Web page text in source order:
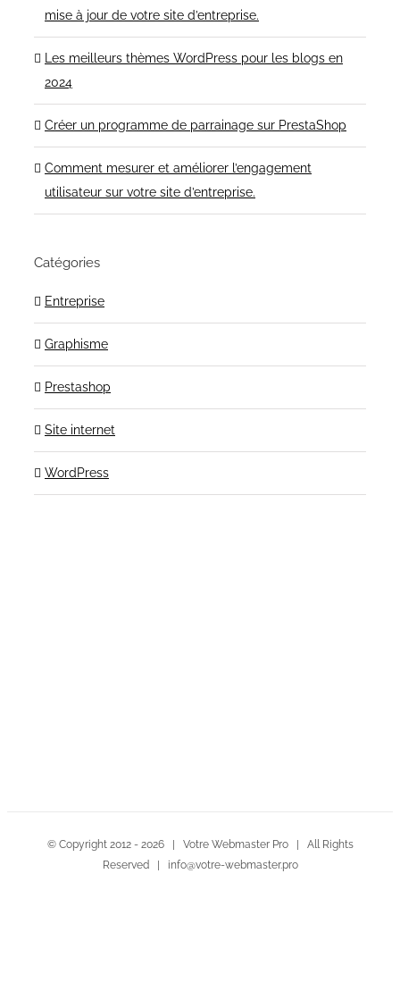
mise à jour de votre site d’entreprise.
Les meilleurs thèmes WordPress pour les blogs en
2024
Créer un programme de parrainage sur PrestaShop
Comment mesurer et améliorer l’engagement
utilisateur sur votre site d’entreprise.
Catégories
Entreprise
Graphisme
Prestashop
Site internet
WordPress
© Copyright 2012 - 2026 | Votre Webmaster Pro | All Rights
Reserved | info@votre-webmaster.pro